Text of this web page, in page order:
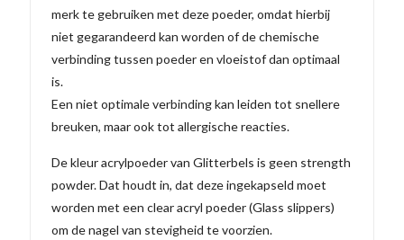
merk te gebruiken met deze poeder, omdat hierbij
niet gegarandeerd kan worden of de chemische
verbinding tussen poeder en vloeistof dan optimaal
is.
Een niet optimale verbinding kan leiden tot snellere
breuken, maar ook tot allergische reacties.
De kleur acrylpoeder van Glitterbels is geen strength
powder. Dat houdt in, dat deze ingekapseld moet
worden met een clear acryl poeder (Glass slippers)
om de nagel van stevigheid te voorzien.